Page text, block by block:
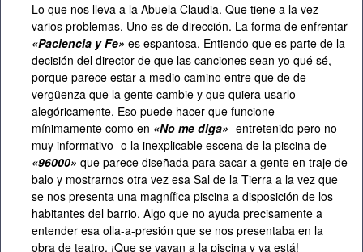
Lo que nos lleva a la Abuela Claudia. Que tiene a la vez
varios problemas. Uno es de dirección. La forma de enfrentar
«Paciencia y Fe» es espantosa. Entiendo que es parte de la
decisión del director de que las canciones sean yo qué sé,
porque parece estar a medio camino entre que de de
vergüenza que la gente cambie y que quiera usarlo
alegóricamente. Eso puede hacer que funcione
mínimamente como en «No me diga» -entretenido pero no
muy informativo- o la inexplicable escena de la piscina de
«96000» que parece diseñada para sacar a gente en traje de
balo y mostrarnos otra vez esa Sal de la Tierra a la vez que
se nos presenta una magnífica piscina a disposición de los
habitantes del barrio. Algo que no ayuda precisamente a
entender esa olla-a-presión que se nos presentaba en la
obra de teatro. ¡Que se vayan a la piscina y ya está!